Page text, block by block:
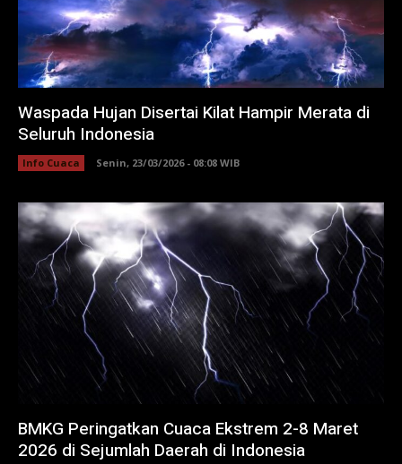
Waspada Hujan Disertai Kilat Hampir Merata di
Seluruh Indonesia
Info Cuaca Senin, 23/03/2026 - 08:08 WIB
BMKG Peringatkan Cuaca Ekstrem 2-8 Maret
2026 di Sejumlah Daerah di Indonesia